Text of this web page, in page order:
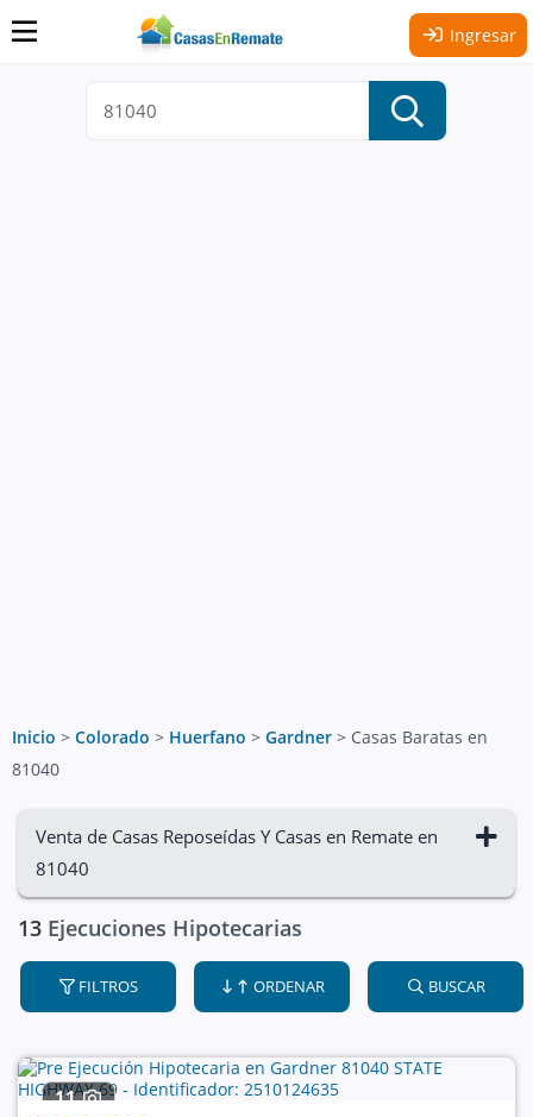
Ingresar
Inicio > Colorado > Huerfano > Gardner > Casas Baratas en
81040
Venta de Casas Reposeídas Y Casas en Remate en
81040
13 Ejecuciones Hipotecarias
FILTROS ORDENAR BUSCAR
11